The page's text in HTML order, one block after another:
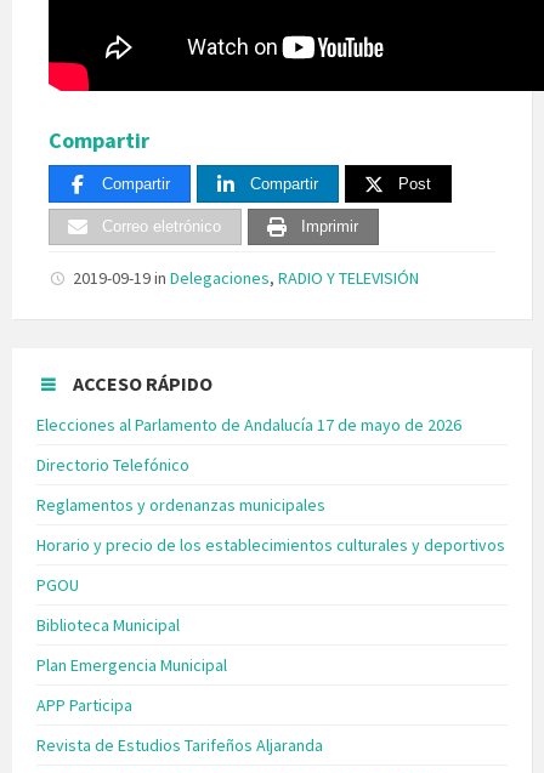
Compartir
Compartir Compartir Post
Correo eletrónico Imprimir
2019-09-19in Delegaciones, RADIO Y TELEVISIÓN
ACCESO RÁPIDO
Elecciones al Parlamento de Andalucía 17 de mayo de 2026
Directorio Telefónico
Reglamentos y ordenanzas municipales
Horario y precio de los establecimientos culturales y deportivos
PGOU
Biblioteca Municipal
Plan Emergencia Municipal
APP Participa
Revista de Estudios Tarifeños Aljaranda